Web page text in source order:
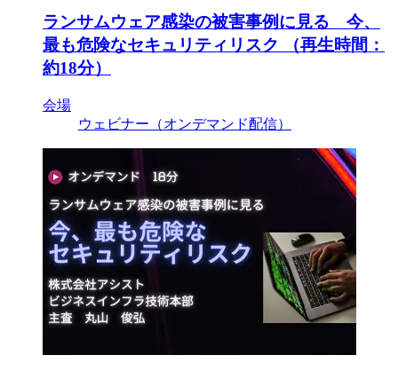
ランサムウェア感染の被害事例に見る 今、
最も危険なセキュリティリスク （再生時間：
約18分）
会場
ウェビナー（オンデマンド配信）